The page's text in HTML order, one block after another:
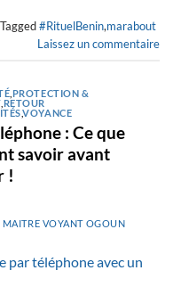
Tagged#RituelBenin,marabout
Laissez un commentaire
PROTECTION &
, RETOUR
,VOYANCE
: Ce que
savoir avant
!
MAITRE VOYANT OGOUN